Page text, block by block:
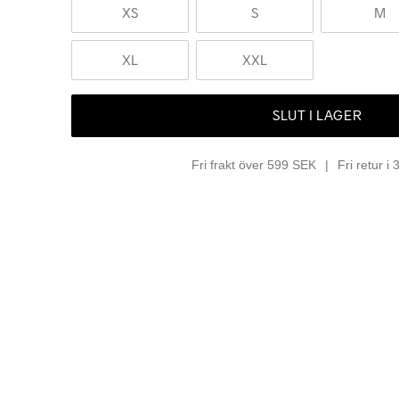
XS S M
XL XXL
SLUT I LAGER
Fri frakt över 599 SEK Fri retur i